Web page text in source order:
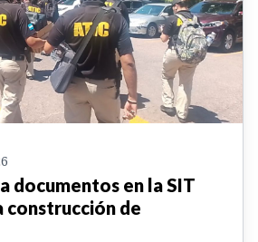
documentos en la SIT
construcción de